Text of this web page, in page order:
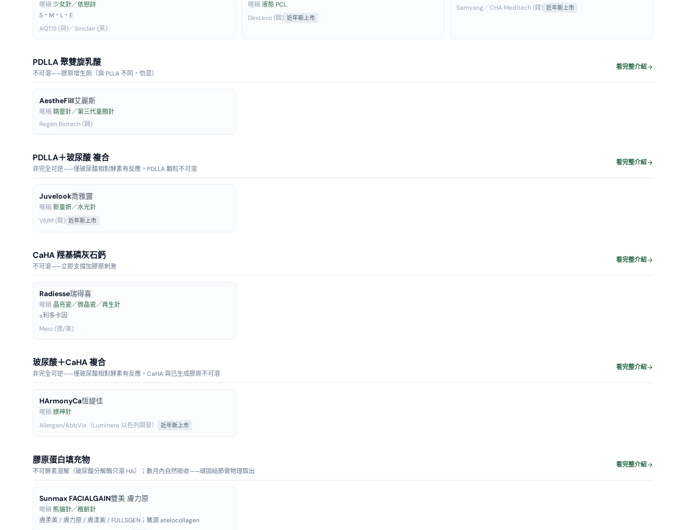
暱稱少女針／依戀詩
S・M・L・E
AQTIS (荷)／Sinclair (英)
暱稱液態 PCL
DexLevo (韓) 近年新上市
Samyang／CHA Meditech (韓) 近年新上市
PDLLA 聚雙旋乳酸
不可溶——膠原增生劑（與 PLLA 不同，勿混）
看完整介紹
AestheFill艾麗斯
暱稱精靈針／第三代童顏針
Regen Biotech (韓)
PDLLA＋玻尿酸 複合
非完全可逆——僅玻尿酸相對酵素有反應，PDLLA 顆粒不可溶
看完整介紹
Juvelook喬雅露
暱稱新童妍／水光針
VAIM (韓) 近年新上市
CaHA 羥基磷灰石鈣
不可溶——立即支撐加膠原刺激
看完整介紹
Radiesse瑞得喜
暱稱 晶亮瓷／微晶瓷／再生針
±利多卡因
Merz (德/美)
玻尿酸＋CaHA 複合
非完全可逆——僅玻尿酸相對酵素有反應，CaHA 與已生成膠原不可溶
看完整介紹
HArmonyCa恆緹佳
暱稱媄神針
Allergan/AbbVie（Luminera 以色列開發）
近年新上市
膠原蛋白填充物
不可酵素溶解（玻尿酸分解酶只溶 HA）；數月內自然吸收——頑固結節需物理取出
看完整介紹
Sunmax FACIALGAIN雙美 膚力原
暱稱熊貓針／稚齡針
膚柔美 / 膚力原 / 膚漾美 / FULLSGEN；豬源 atelocollagen